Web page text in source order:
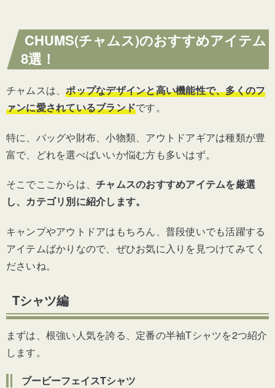
CHUMS(チャムス)のおすすめアイテム
8選！
チャムスは、ポップなデザインと高い機能性で、多くのフ
ァンに愛されているブランドです。
特に、バッグや財布、小物類、アウトドアギアは種類が豊
富で、どれを選べばいいか悩む方も多いはず。
そこでここからは、チャムスのおすすめアイテムを厳選
し、カテゴリ別に紹介します。
キャンプやアウトドアはもちろん、普段使いでも活躍する
アイテムばかりなので、ぜひお気に入りを見つけてみてく
ださいね。
Tシャツ編
まずは、根強い人気を誇る、定番の半袖Tシャツを2つ紹介
します。
ブービーフェイスTシャツ